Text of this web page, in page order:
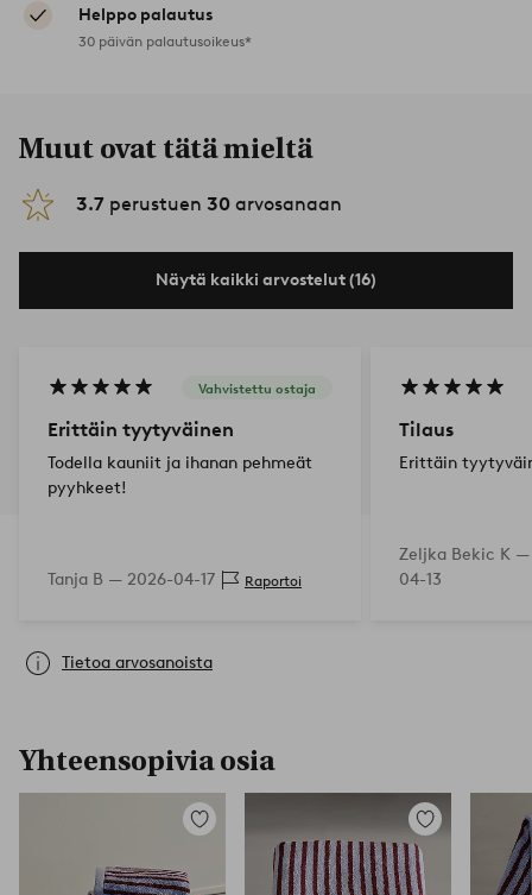
Helppo palautus
30 päivän palautusoikeus*
Muut ovat tätä mieltä
3.7 perustuen 30 arvosanaan
Näytä kaikki arvostelut (16)
Vahvistettu ostaja
Erittäin tyytyväinen
Todella kauniit ja ihanan pehmeät
pyyhkeet!
Tanja B — 2026-04-17 Raportoi
Tilaus
Erittäin
Zeljka Bekic K
04-13
Tietoa arvosanoista
Yhteensopivia osia
Lisää
Lisää
suosikkeihin